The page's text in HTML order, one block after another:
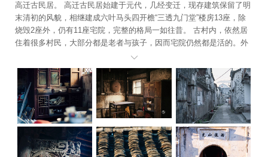
高迁古民居。 高迁古民居始建于元代，几经变迁，现存建筑保留了明
末清初的风貌，相继建成六叶马头四开檐“三透九门堂”楼房13座，除
烧毁2座外，仍有11座宅院，完整的格局一如往昔。 古村内，依然居
住着很多村民，大部分都是老者与孩子，因而宅院仍然都是活的。外
面的纷扰仿佛都与这里无关，灶台冰凉，长久没生火，黑黑的烟灰从
梁顶悬下，古宅木质的楼梯有些松动，吱吱呀呀地更显出这里的宁
静。 值得前去打发一下时间。
